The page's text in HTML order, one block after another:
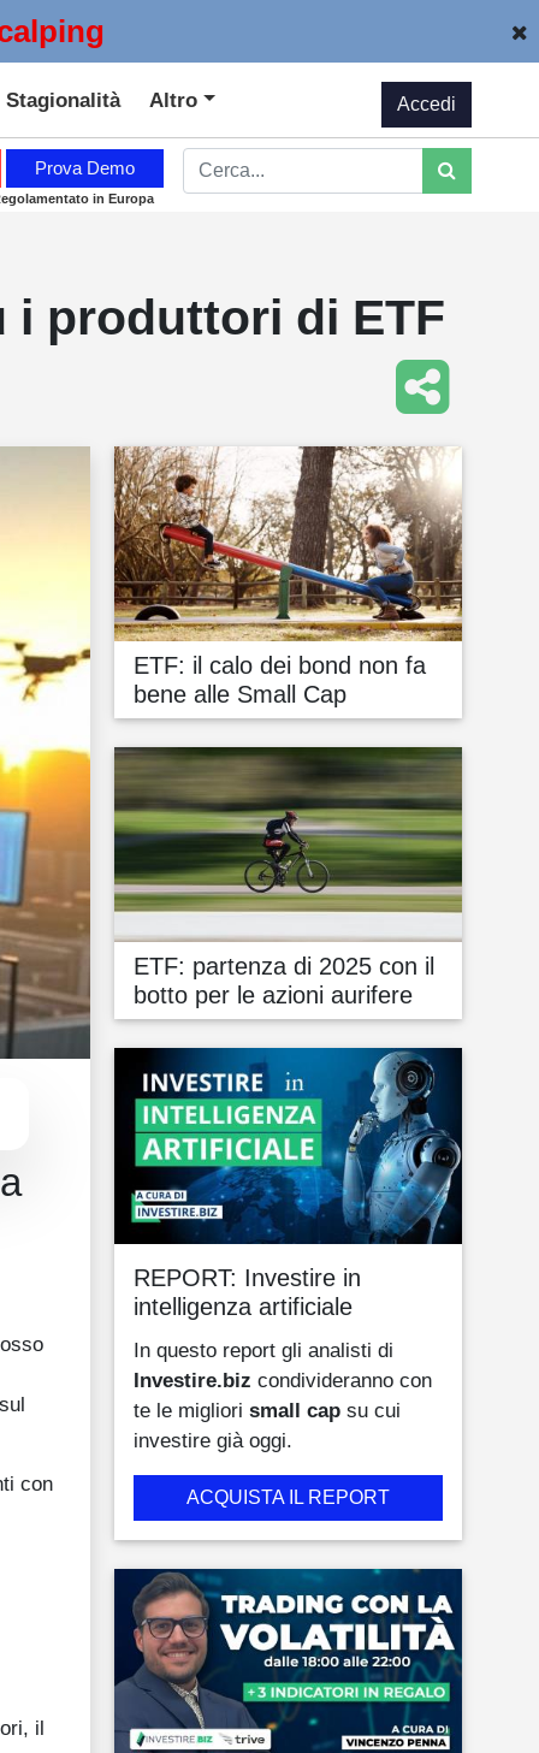
Stagionalità Altro Accedi
Prova Demo
in Europa
produttori di ETF
con
il
ETF: il calo dei bond non fa
bene alle Small Cap
ETF: partenza di 2025 con il
botto per le azioni aurifere
REPORT: Investire in
intelligenza artificiale
In questo report gli analisti di
Investire.biz condivideranno con
te le migliori small cap su cui
investire già oggi.
ACQUISTA IL REPORT